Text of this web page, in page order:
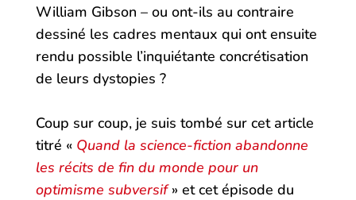
William Gibson – ou ont-ils au contraire
dessiné les cadres mentaux qui ont ensuite
rendu possible l’inquiétante concrétisation
de leurs dystopies ?
Coup sur coup, je suis tombé sur cet article
titré « Quand la science-fiction abandonne
les récits de fin du monde pour un
optimisme subversif» et cet épisode du